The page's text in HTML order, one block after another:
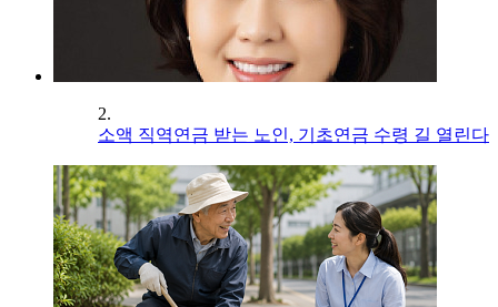
2.
소액 직역연금 받는 노인, 기초연금 수령 길 열린다